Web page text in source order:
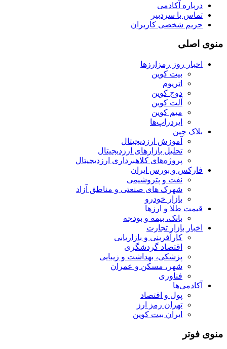
درباره آکادمی
تماس با سردبیر
حریم شخصی کاربران
منوی اصلی
اخبار روز رمزارزها
بیت کوین
اتریوم
دوج کوین
آلت کوین
میم کوین‌
ایردراپ‌ها
بلاک چین
آموزش ارزدیجیتال
تحلیل بازارهای ارزدیجیتال
پروژه‌های کلاهبرداری ارزدیجیتال
فارکس و بورس ایران
نفت و پتروشیمی
شهرک های صنعتی و مناطق آزاد
بازار خودرو
قیمت طلا و ارزها
بانک، بیمه و بودجه
اخبار بازار تجارت
کارآفرینی و بازاریابی
اقتصاد گردشگری
پزشکی، بهداشت و زیبایی
شهر، مسکن و عمران
فناوری
آکادمی‌ها
پول و اقتصاد
تهران رمز ارز
ایران بیت کوین
منوی فوتر